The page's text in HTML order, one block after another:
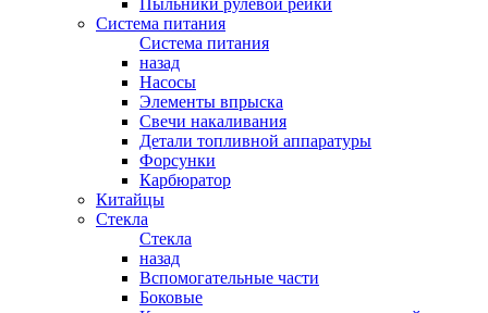
Пыльники рулевой рейки
Система питания
Система питания
назад
Насосы
Элементы впрыска
Свечи накаливания
Детали топливной аппаратуры
Форсунки
Карбюратор
Китайцы
Стекла
Стекла
назад
Вспомогательные части
Боковые